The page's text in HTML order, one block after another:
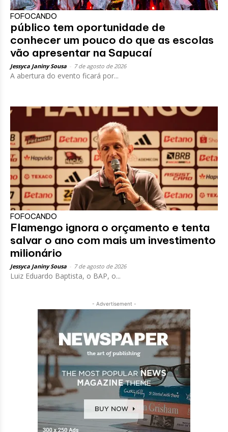
FOFOCANDO
público tem oportunidade de
conhecer um pouco do que as escolas
vão apresentar na Sapucaí
Jessyca Janiny Sousa 7 de agosto de 2026
A abertura do evento ficará por...
FOFOCANDO
Flamengo ignora o orçamento e tenta
salvar o ano com mais um investimento
milionário
Jessyca Janiny Sousa 7 de agosto de 2026
Luiz Eduardo Baptista, o BAP, o...
- Advertisement -